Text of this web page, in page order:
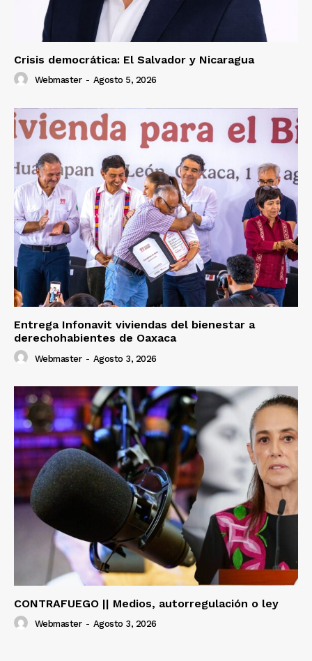
Crisis democrática: El Salvador y Nicaragua
Webmaster - Agosto 5, 2026
Entrega Infonavit viviendas del bienestar a
derechohabientes de Oaxaca
Webmaster - Agosto 3, 2026
CONTRAFUEGO || Medios, autorregulación o ley
Webmaster - Agosto 3, 2026